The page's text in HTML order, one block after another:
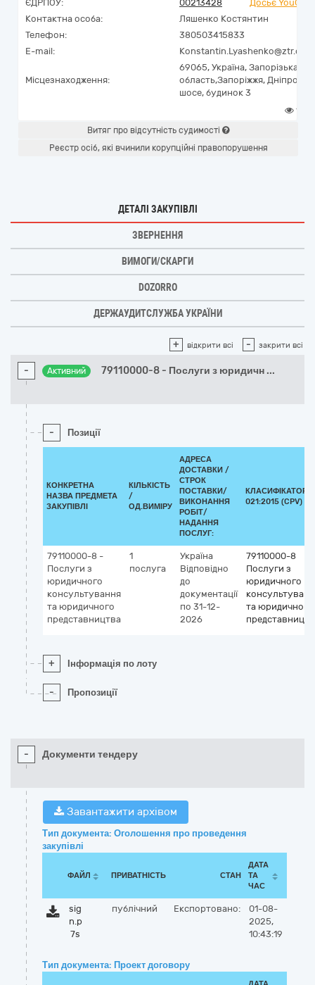
ЄДРПОУ:
00213428
Досьє
Контактна особа:
Ляшенко Костянтин
Телефон:
380503415833
E-mail:
Місцезнаходження:
69065, Україна, Запорізька
область,Запоріжжя,
шосе, будинок 3
1
Витяг про відсутність судимості
Реєстр осіб, які вчинили корупційні правопорушення
ДЕТАЛІ ЗАКУПІВЛІ
ЗВЕРНЕННЯ
ВИМОГИ/СКАРГИ
DOZORRO
ДЕРЖАУДИТСЛУЖБА УКРАЇНИ
+ відкрити всі - закрити всі
- Активний 79110000-8 - Послуги з юридичн ...
- Позиції
КОНКРЕТНА
НАЗВА ПРЕДМЕТА
ЗАКУПІВЛІ
КІЛЬКІСТЬ
/
ОД.ВИМІРУ
АДРЕСА
ДОСТАВКИ /
СТРОК
ПОСТАВКИ/
ВИКОНАННЯ
РОБІТ/
НАДАННЯ
ПОСЛУГ:
КЛАСИФІКАТОР
021:2015 (CPV)
79110000-8 -
Послуги з
юридичного
консультування
та юридичного
представництва
1
послуга
Україна
Відповідно
до
документації
по 31-12-
2026
79110000-8
Послуги з
юридичного
та юридичного
+ Інформація по лоту
- Пропозиції
- Документи тендеру
Завантажити архівом
Тип документа: Оголошення про проведення
закупівлі
ФАЙЛ ПРИВАТНІСТЬ СТАН
ДАТА
ТА
ЧАС
sig
n.p
7s
публічний Експортовано:
01-08-
2025,
10:43:19
Тип документа: Проект договору